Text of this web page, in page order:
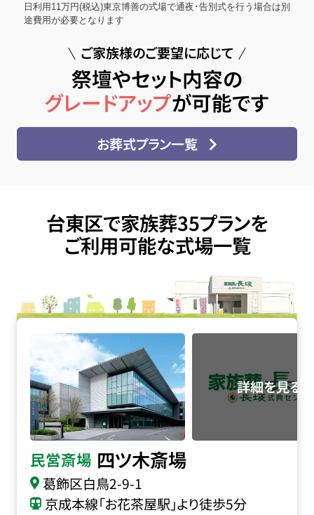
日利用11万円(税込)東京博善の式場で通夜･告別式を行う場合は別
途費用が必要となります
ご家族様のご要望に応じて
祭壇やセット内容の
グレードアップが可能です
お葬式プラン一覧
台東区で家族葬35プランを
ご利用可能な式場一覧
民営斎場 四ツ木斎場
葛飾区白鳥2-9-1
京成本線「お花茶屋駅」より徒歩5分
四ツ木斎場の詳細へ